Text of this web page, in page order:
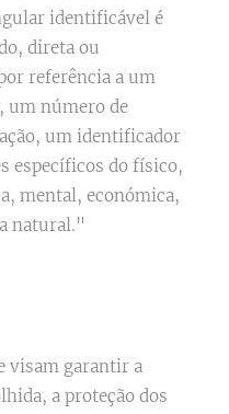
identificável é
direta ou
referência a um
um número de
um identificador
específicos do físico,
mental, económica,
natural."
visam garantir a
a proteção dos